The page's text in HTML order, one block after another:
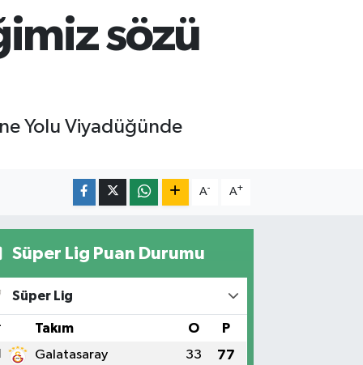
sözü
Yolu Viyadüğünde
A- A+
Süper Lig Puan Durumu
Süper Lig
Takım O P
Galatasaray 33 77